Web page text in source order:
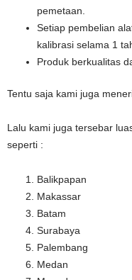
pemetaan.
Setiap pembelian
kalibrasi selama 1
Produk berkualitas
Tentu saja kami juga
Lalu kami juga tersebar
seperti :
Balikpapan
Makassar
Batam
Surabaya
Palembang
Medan